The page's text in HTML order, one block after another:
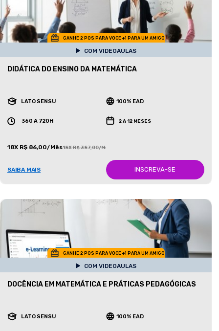
GANHE 2 POS PARA VOCE +1 PARA UM AMIGO
COM VIDEOAULAS
DIDÁTICA DO ENSINO DA MATEMÁTICA
LATO SENSU 100% EAD
360 A 720H 2 A 12 MESES
18X R$ 86,00/Mês18X R$ 387,00/Mês
SAIBA MAIS INSCREVA-SE
GANHE 2 POS PARA VOCE +1 PARA UM AMIGO
COM VIDEOAULAS
DOCÊNCIA EM MATEMÁTICA E PRÁTICAS PEDAGÓGICAS
LATO SENSU 100% EAD